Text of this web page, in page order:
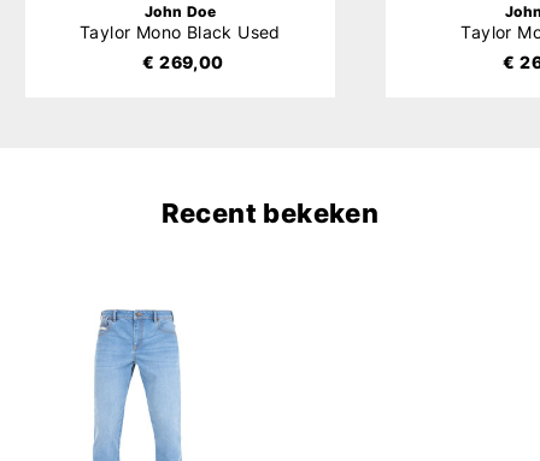
John Doe
Taylor Mono Black Used
€ 269,00
Taylor
€
Recent bekeken